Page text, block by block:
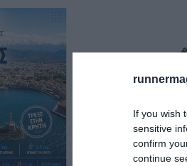
If you wish
sensitive
confirm
continue